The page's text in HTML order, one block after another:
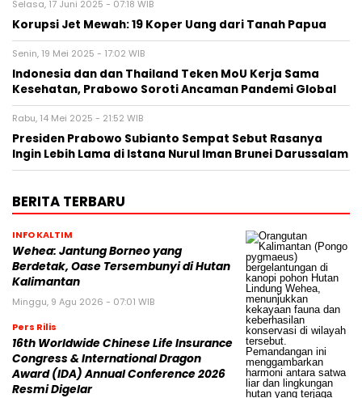
Selasa, 17 Juni 2025 - 07:18 WIB
Korupsi Jet Mewah: 19 Koper Uang dari Tanah Papua
Senin, 19 Mei 2025 - 17:02 WIB
Indonesia dan dan Thailand Teken MoU Kerja Sama
Kesehatan, Prabowo Soroti Ancaman Pandemi Global
Rabu, 14 Mei 2025 - 21:52 WIB
Presiden Prabowo Subianto Sempat Sebut Rasanya
Ingin Lebih Lama di Istana Nurul Iman Brunei Darussalam
BERITA TERBARU
INFO KALTIM
Wehea: Jantung Borneo yang
Berdetak, Oase Tersembunyi di Hutan
Kalimantan
Minggu, 9 Agu 2026 - 07:01 WIB
Pers Rilis
16th Worldwide Chinese Life Insurance
Congress & International Dragon
Award (IDA) Annual Conference 2026
Resmi Digelar